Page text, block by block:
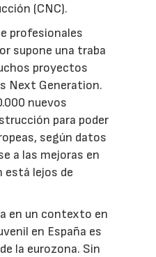
(CNC).
profesionales
supone una traba
proyectos
Next Generation.
nuevos
para poder
según datos
a las mejoras en
está lejos de
en un contexto en
en España es
la eurozona. Sin